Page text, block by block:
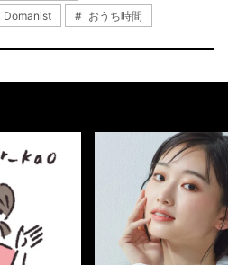
Domanist おうち時間